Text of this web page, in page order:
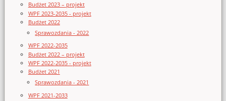
Budżet 2023 – projekt
WPF 2023-2035 - projekt
Budżet 2022
Sprawozdania - 2022
WPF 2022-2035
Budżet 2022 – projekt
WPF 2022-2035 - projekt
Budżet 2021
Sprawozdania - 2021
WPF 2021-2033